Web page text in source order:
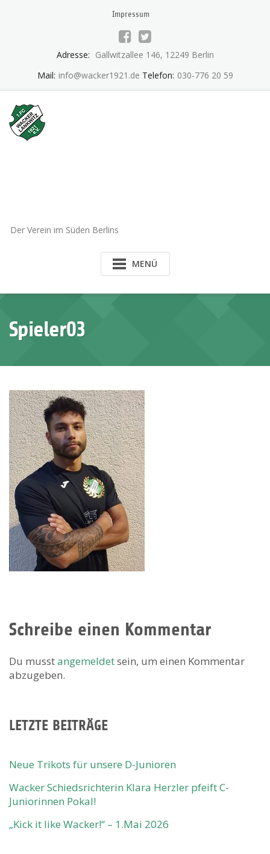
Impressum
Adresse: Gallwitzallee 146, 12249 Berlin
Mail: info@wacker1921.de Telefon: 030-776 20 59
Der Verein im Süden Berlins
MENÜ
Spieler03
Schreibe einen Kommentar
Du musstangemeldetsein, um einen Kommentar
abzugeben.
LETZTE BEITRÄGE
Neue Trikots für unsere D-Junioren
Wacker Schiedsrichterin Klara Herzler pfeift C-
Juniorinnen Pokal!
„Kick it like Wacker!“ – 1.Mai 2026